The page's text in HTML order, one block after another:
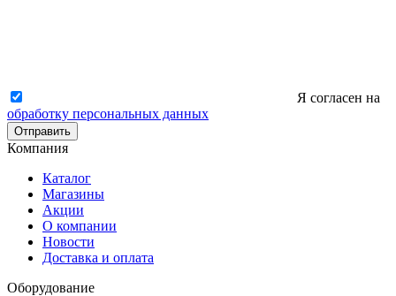
Я согласен на
обработку персональных данных
Отправить
Компания
Каталог
Магазины
Акции
О компании
Новости
Доставка и оплата
Оборудование